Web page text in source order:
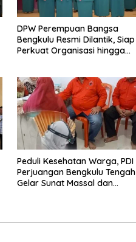
DPW Perempuan Bangsa
Bengkulu Resmi Dilantik, Siap
Perkuat Organisasi hingga
Peduli Kesehatan Warga, PDI
Perjuangan Bengkulu Tengah
Gelar Sunat Massal dan